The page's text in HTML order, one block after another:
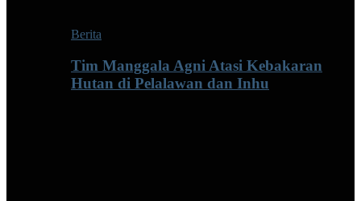
Berita
Tim Manggala Agni Atasi Kebakaran
Hutan di Pelalawan dan Inhu